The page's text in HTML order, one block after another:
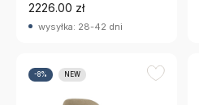
2226.00 zł
wysyłka: 28-42 dni
-8% NEW